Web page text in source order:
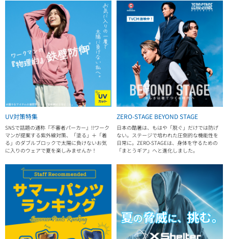
UV対策特集
SNSで話題の通称『不審者パーカー』!!ワーク
マンが提案する紫外線対策、「塗る」＋「着
る」のダブルブロックで太陽に負けないお気
に入りのウェアで夏を楽しみませんか！
ZERO-STAGE BEYOND STAGE
日本の酷暑は、もはや「脱ぐ」だけでは防げ
ない。ステージで培われた圧倒的な機能性を
日常に。ZERO-STAGEは、身体を守るための
「まとうギア」へと進化しました。